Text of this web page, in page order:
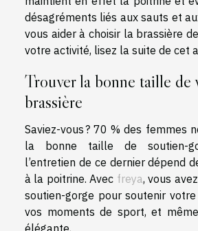
désagréments liés aux sauts et
vous aider à choisir la brassière
votre activité, lisez la suite de cet
Trouver la bonne taille de
brassière
Saviez-vous ? 70 % des femmes
la bonne taille de soutien-
l’entretien de ce dernier dépend
à la poitrine. Avec freya, vous
soutien-gorge pour soutenir
vos moments de sport, et
élégante.